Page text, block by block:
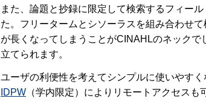
また、論題と抄録に限定して検索するフィー
た。フリータームとシソーラスを組み合わせ
が長くなってしまうことがCINAHLのネック
立てられます。
ユーザの利便性を考えてシンプルに使いやす
IDPW （学内限定）によりリモートアクセスも